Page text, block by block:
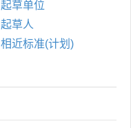
起草单位
起草人
相近标准(计划)